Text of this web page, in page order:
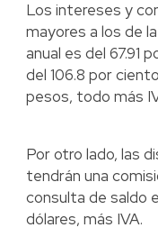
Los intereses y
mayores a los de
anual es del 67.91
del 106.8 por
pesos, todo más
Por otro lado, las
tendrán una
consulta de saldo
dólares, más IVA.